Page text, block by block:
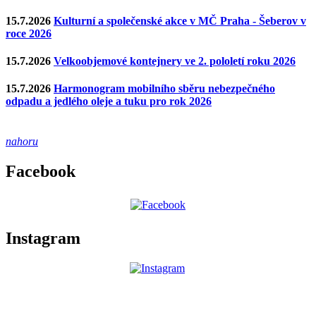
15.7.2026 Kulturní a společenské akce v MČ Praha - Šeberov v
roce 2026
15.7.2026 Velkoobjemové kontejnery ve 2. pololetí roku 2026
15.7.2026 Harmonogram mobilního sběru nebezpečného
odpadu a jedlého oleje a tuku pro rok 2026
nahoru
Facebook
Instagram